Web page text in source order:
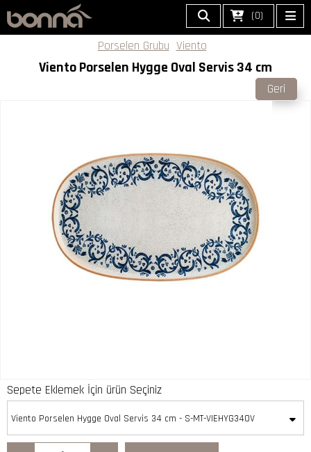
(0)
Porselen Grubu Viento
Viento Porselen Hygge Oval Servis 34 cm
Geri
Sepete Eklemek İçin ürün Seçiniz
Viento Porselen Hygge Oval Servis 34 cm - S-MT-VIEHYG34OV